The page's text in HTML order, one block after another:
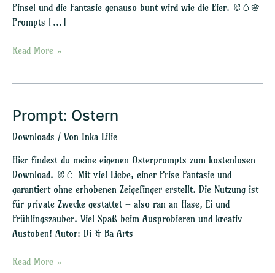
Pinsel und die Fantasie genauso bunt wird wie die Eier. 🐰🥚🌸
Prompts […]
Read More »
Prompt: Ostern
Downloads / Von Inka Lilie
Hier findest du meine eigenen Osterprompts zum kostenlosen
Download. 🐰🥚 Mit viel Liebe, einer Prise Fantasie und
garantiert ohne erhobenen Zeigefinger erstellt. Die Nutzung ist
für private Zwecke gestattet – also ran an Hase, Ei und
Frühlingszauber. Viel Spaß beim Ausprobieren und kreativ
Austoben! Autor: Di & Ba Arts
Prompt:
Read More »